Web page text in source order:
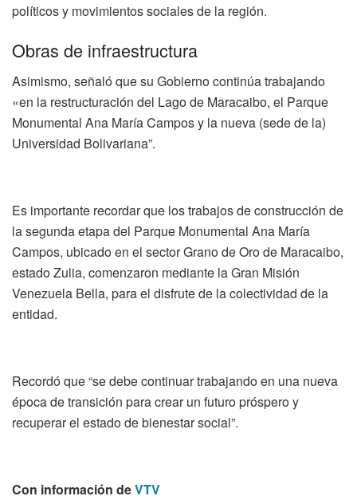
políticos y movimientos sociales de la región.
Obras de infraestructura
Asimismo, señaló que su Gobierno continúa trabajando
«en la restructuración del Lago de Maracaibo, el Parque
Monumental Ana María Campos y la nueva (sede de la)
Universidad Bolivariana”.
Es importante recordar que los trabajos de construcción de
la segunda etapa del Parque Monumental Ana María
Campos, ubicado en el sector Grano de Oro de Maracaibo,
estado Zulia, comenzaron mediante la Gran Misión
Venezuela Bella, para el disfrute de la colectividad de la
entidad.
Recordó que “se debe continuar trabajando en una nueva
época de transición para crear un futuro próspero y
recuperar el estado de bienestar social”.
Con información deVTV